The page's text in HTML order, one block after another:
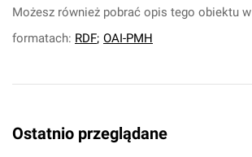
Możesz również pobrać opis tego obiektu w
formatach: RDF; OAI-PMH
Ostatnio przeglądane